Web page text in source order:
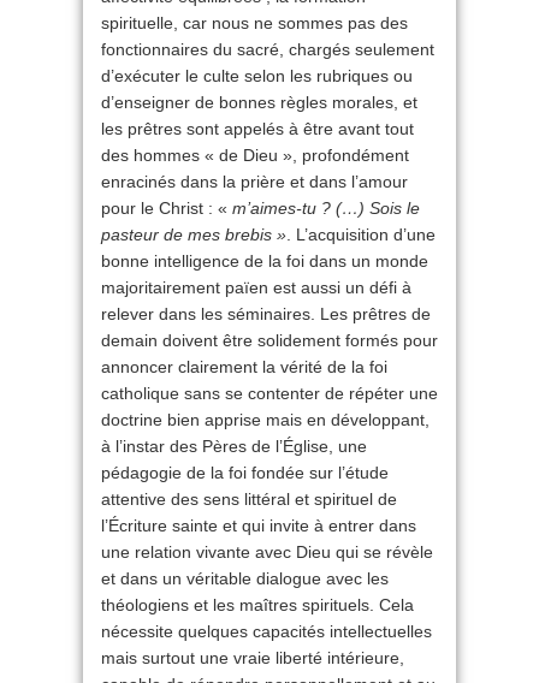
spirituelle, car nous ne sommes pas des
fonctionnaires du sacré, chargés seulement
d’exécuter le culte selon les rubriques ou
d’enseigner de bonnes règles morales, et
les prêtres sont appelés à être avant tout
des hommes « de Dieu », profondément
enracinés dans la prière et dans l’amour
pour le Christ : « m’aimes-tu ? (…) Sois le
pasteur de mes brebis » . L’acquisition d’une
bonne intelligence de la foi dans un monde
majoritairement païen est aussi un défi à
relever dans les séminaires. Les prêtres de
demain doivent être solidement formés pour
annoncer clairement la vérité de la foi
catholique sans se contenter de répéter une
doctrine bien apprise mais en développant,
à l’instar des Pères de l’Église, une
pédagogie de la foi fondée sur l’étude
attentive des sens littéral et spirituel de
l’Écriture sainte et qui invite à entrer dans
une relation vivante avec Dieu qui se révèle
et dans un véritable dialogue avec les
théologiens et les maîtres spirituels. Cela
nécessite quelques capacités intellectuelles
mais surtout une vraie liberté intérieure,